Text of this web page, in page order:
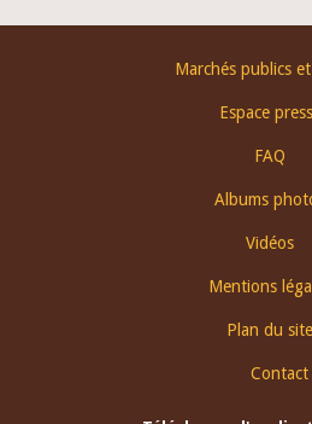
Marchés publics
Espace
FAQ
Albums
Vidéos
Mentions
Plan du site
Contact